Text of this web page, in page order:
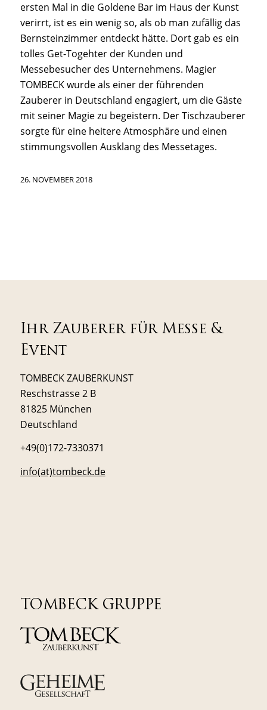
ersten Mal in die Goldene Bar im Haus der Kunst
verirrt, ist es ein wenig so, als ob man zufällig das
Bernsteinzimmer entdeckt hätte. Dort gab es ein
tolles Get-Togehter der Kunden und
Messebesucher des Unternehmens. Magier
TOMBECK wurde als einer der führenden
Zauberer in Deutschland engagiert, um die Gäste
mit seiner Magie zu begeistern. Der Tischzauberer
sorgte für eine heitere Atmosphäre und einen
stimmungsvollen Ausklang des Messetages.
26. NOVEMBER 2018
Ihr Zauberer für Messe &
Event
TOMBECK ZAUBERKUNST
Reschstrasse 2 B
81825 München
Deutschland
+49(0)172-7330371
info(at)tombeck.de
TOMBECK GRUPPE